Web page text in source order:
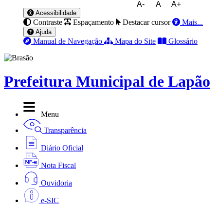
A- A A+
Acessibilidade
Contraste Espaçamento Destacar cursor Mais...
Ajuda
Manual de Navegação Mapa do Site Glossário
Prefeitura Municipal de Lapão
Menu
Transparência
Diário Oficial
Nota Fiscal
Ouvidoria
e-SIC